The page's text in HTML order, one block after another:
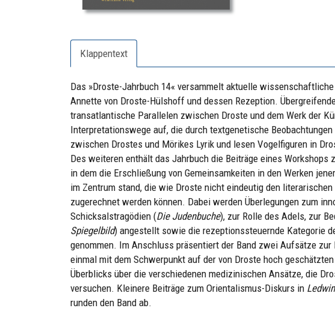
Klappentext
Das »Droste-Jahrbuch 14« versammelt aktuelle
Annette von Droste-Hülshoff und dessen Rezeption.
transatlantische Parallelen zwischen Droste und dem Werk der
Interpretationswege auf, die durch textgenetische
zwischen Drostes und Mörikes Lyrik und lesen Vogelfiguren in
Des weiteren enthält das Jahrbuch die Beiträge eines Workshops
in dem die Erschließung von Gemeinsamkeiten in den Werken
im Zentrum stand, die wie Droste nicht eindeutig den literarischen
zugerechnet werden können. Dabei werden Überlegungen zum
Schicksalstragödien (Die Judenbuche), zur Rolle des Adels, zur
Spiegelbild) angestellt sowie die rezeptionssteuernde Kategorie
genommen. Im Anschluss präsentiert der Band zwei Aufsätze
einmal mit dem Schwerpunkt auf der von Droste hoch
Überblicks über die verschiedenen medizinischen Ansätze, die
versuchen. Kleinere Beiträge zum Orientalismus-Diskurs in
runden den Band ab.